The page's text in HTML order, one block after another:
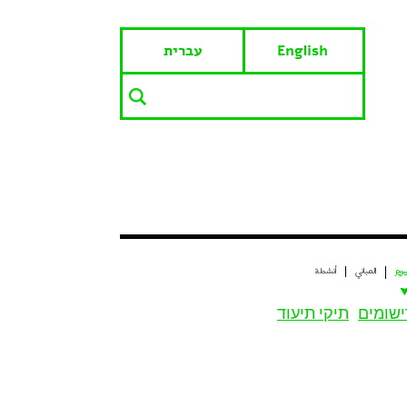
English עברית
المباني أنشطة
תיקי תיעוד